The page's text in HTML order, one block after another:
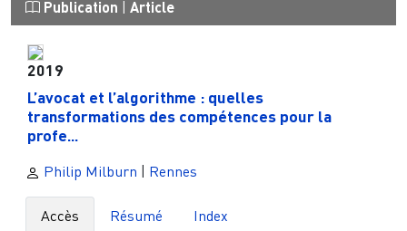
Publication Article
2019
L’avocat et l’algorithme : quelles
transformations des compétences pour la
profe...
Philip Milburn Rennes
Accès Résumé Index